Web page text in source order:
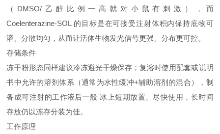
（DMSO/乙醇比例一高就对小鼠有刺激），而
Coelenterazine‑SOL 的目标是在可接受注射体积内保持底物可
溶、分散均匀，从而让活体生物发光信号更强、分布更可控。
存储条件
冻干粉形态同样建议冷冻避光干燥保存；复溶时使用配套或说明
书中允许的溶剂体系（通常为水性缓冲+辅助溶剂的混合），制
备成可注射的工作液后一般 冰上短期放置、尽快使用，长时间
存放仍以冻存分装为佳。
工作原理